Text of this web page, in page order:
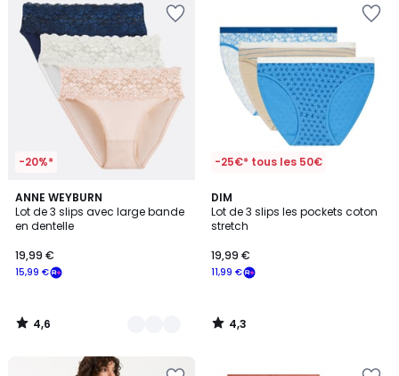
-20%*
ANNE WEYBURN
Lot de 3 slips avec large bande
en dentelle
15,99 €
19,99 €
4,6
/ 5
2
Couleurs
4,6
/
-25€* tous les 50€
DIM
Lot de 3 slips les pockets coton
stretch
11,99 €
19,99 €
4,3
/ 5
4,3
/